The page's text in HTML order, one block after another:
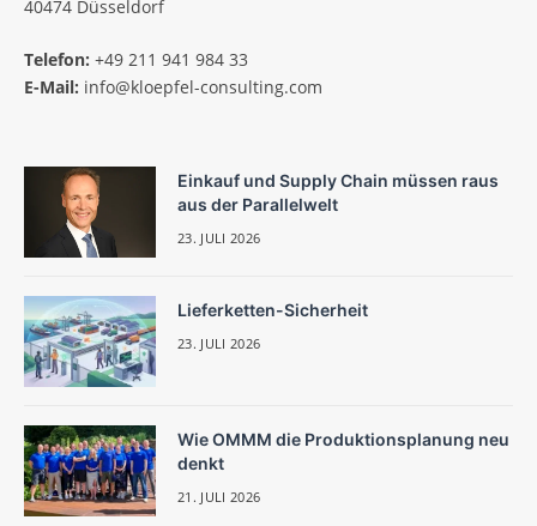
40474 Düsseldorf
Telefon: +49 211 941 984 33
E-Mail: info@kloepfel-consulting.com
Einkauf und Supply Chain müssen raus
aus der Parallelwelt
23. JULI 2026
Lieferketten-Sicherheit
23. JULI 2026
Wie OMMM die Produktionsplanung neu
denkt
21. JULI 2026